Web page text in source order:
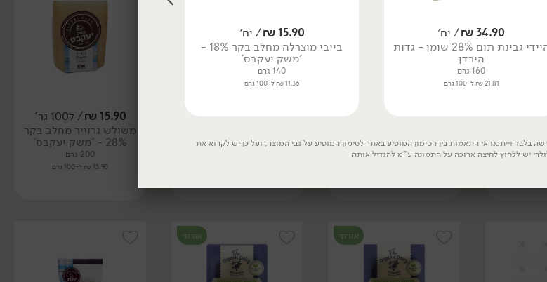
27% - 'משק יעקבס'
200 גרם
30% - 'משק יעקבס'
15.90
₪/ ל100 גר'
משולש גרוייר מחלב בקר
28% - 'משק יעקבס'
200 גרם
15.90 ₪ ל-100 גרם
אורגני אורגני
34.90
₪/ יח׳
היידי גבינת תום 28% שומן - גדות
הירדן
160 גרם
21.81 ₪ ל-100 גרם
15.90
₪/ יח׳
בייבי מוצרלה מחלב בקר 18% -
'משק יעקבס'
140 גרם
11.36 ₪ ל-100 גרם
13.90
₪
גבינת מוצרלה פרסקה 18% - גד
100 גרם
13.90 ₪ ל-100 גרם
וייתכנו אי התאמות בין הסימון המופיע באתר לסימון המופיע על גבי המוצר, ועל כן יש לקרוא את
יש ללחוץ לחיצה ארוכה על התמונה ע"מ להגדיל אותה